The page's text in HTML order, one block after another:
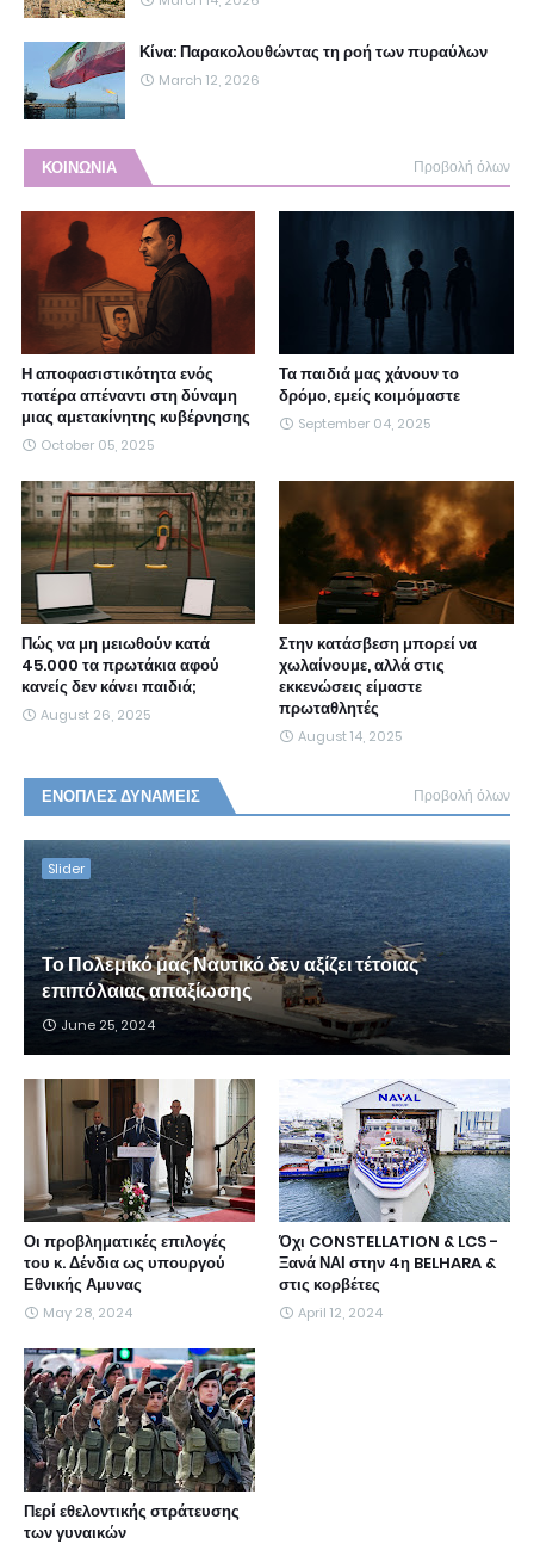
Κίνα: Παρακολουθώντας τη ροή των πυραύλων
March 12, 2026
ΚΟΙΝΩΝΙΑ Προβολή όλων
Η αποφασιστικότητα ενός
πατέρα απέναντι στη δύναμη
μιας αμετακίνητης κυβέρνησης
October 05, 2025
Τα παιδιά μας χάνουν το
δρόμο, εμείς κοιμόμαστε
September 04, 2025
Πώς να μη μειωθούν κατά
45.000 τα πρωτάκια αφού
κανείς δεν κάνει παιδιά;
August 26, 2025
Στην κατάσβεση μπορεί να
χωλαίνουμε, αλλά στις
εκκενώσεις είμαστε
πρωταθλητές
August 14, 2025
ΕΝΟΠΛΕΣ ΔΥΝΑΜΕΙΣ Προβολή όλων
Slider
Το Πολεμικό μας Ναυτικό δεν αξίζει τέτοιας
επιπόλαιας απαξίωσης
June 25, 2024
Οι προβληματικές επιλογές
του κ. Δένδια ως υπουργού
Εθνικής Αμυνας
May 28, 2024
Όχι CONSTELLATION & LCS -
Ξανά ΝΑΙ στην 4η BELHARA &
στις κορβέτες
April 12, 2024
Περί εθελοντικής στράτευσης
των γυναικών